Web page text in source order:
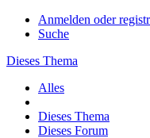
Anmelden oder
Suche
Dieses Thema
Alles
Dieses Thema
Dieses Forum